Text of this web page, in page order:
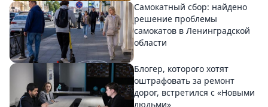
Самокатный сбор: найдено
решение проблемы
самокатов в Ленинградской
области
Блогер, которого хотят
оштрафовать за ремонт
дорог, встретился с «Новыми
людьми»